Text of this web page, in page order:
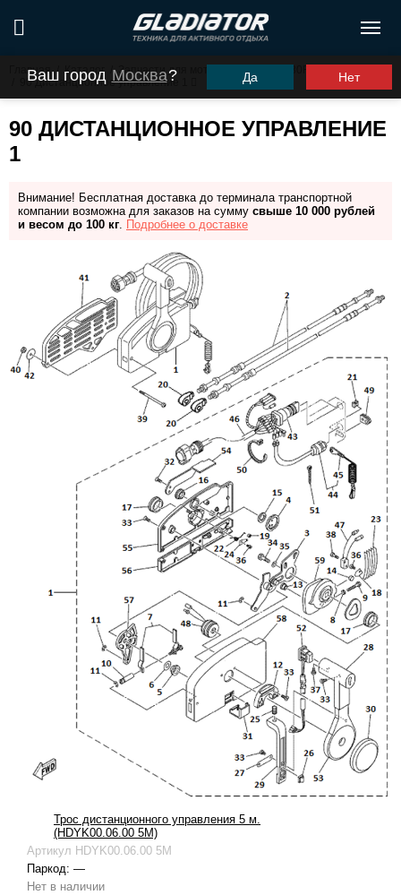
Ваш город Москва? Да Нет
Главная / Каталог Запчасти для моторов ПЛМ
G30FHS (G30FES)
90 Дистанционное управление 1
90 ДИСТАНЦИОННОЕ УПРАВЛЕНИЕ
1
Внимание! Бесплатная доставка до терминала транспортной
компании возможна для заказов на сумму свыше 10 000 рублей
и весом до 100 кг. Подробнее о доставке
Трос дистанционного управления 5 м.
(HDYK00.06.00 5M)
Артикул HDYK00.06.00 5M
Паркод: —
Нет в наличии